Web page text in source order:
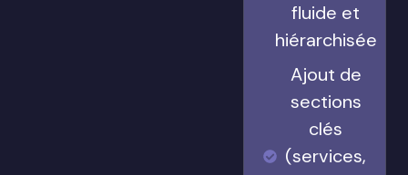
fluide et
hiérarchisée
Ajout de
sections
clés
(services,